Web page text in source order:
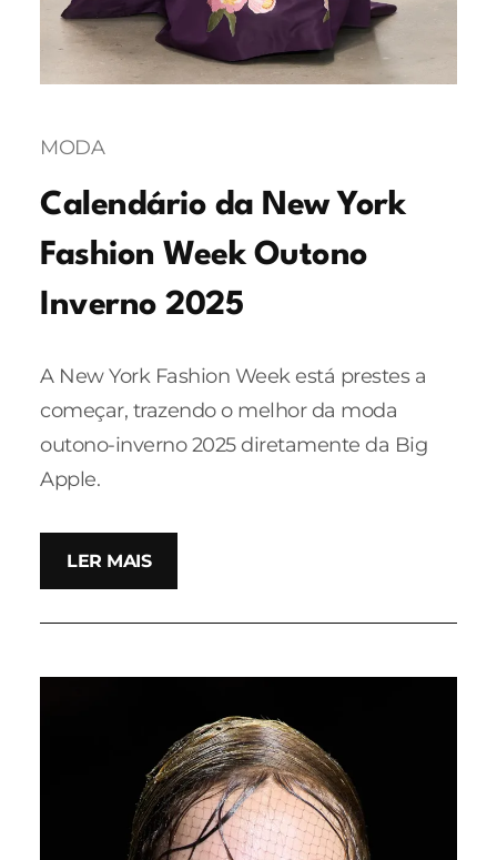
MODA
Calendário da New York
Fashion Week Outono
Inverno 2025
A New York Fashion Week está prestes a
começar, trazendo o melhor da moda
outono-inverno 2025 diretamente da Big
Apple.
LER MAIS